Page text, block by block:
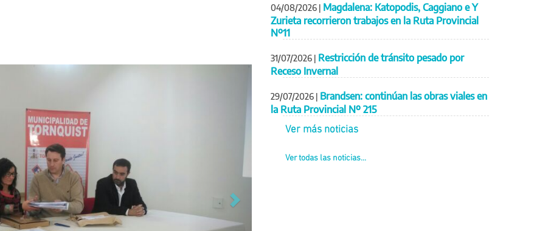
Siguiente
04/08/2026 | Magdalena: Katopodis, Caggiano e Y
Zurieta recorrieron trabajos en la Ruta Provincial
Nº11
31/07/2026 | Restricción de tránsito pesado por
Receso Invernal
29/07/2026 | Brandsen: continúan las obras viales en
la Ruta Provincial Nº 215
Ver más noticias
Ver todas las noticias...